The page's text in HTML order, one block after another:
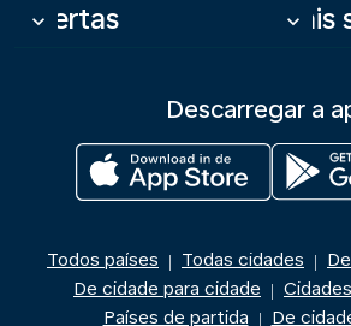
Ofertas
keyboard_arrow_down keyboard_arrow_down
Descarregar a
Todos países | Todas cidades |
De cidade para cidade |
Países de partida | De